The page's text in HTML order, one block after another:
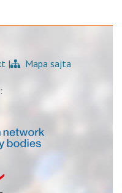
| Mapa sajta